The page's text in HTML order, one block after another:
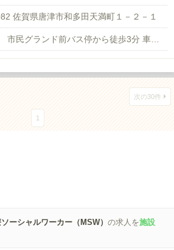
佐賀県唐津市和多田天満町１－２－１
昭和バス 市民グランド前バス停から徒歩3分 車通勤可（駐車場有）
次の30件
1
ソーシャルワーカー（MSW）の求人を施設